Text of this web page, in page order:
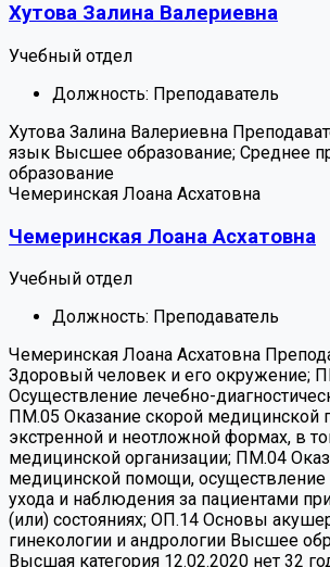
Хутова Залина Валериевна
Учебный отдел
Должность: Преподаватель
Хутова Залина Валериевна
язык Высшее образование; Среднее
образование
Чемеринская Лоана Асхатовна
Чемеринская Лоана Асхатовна
Учебный отдел
Должность: Преподаватель
Чемеринская Лоана Асхатовна
Здоровый человек и его окружение;
Осуществление лечебно-
ПМ.05 Оказание скорой медицинской
экстренной и неотложной формах, в
медицинской организации; ПМ.04
медицинской помощи, осуществление
ухода и наблюдения за пациентами
(или) состояниях; ОП.14 Основы
гинекологии и андрологии Высшее
Высшая категория 12.02.2020 нет 32